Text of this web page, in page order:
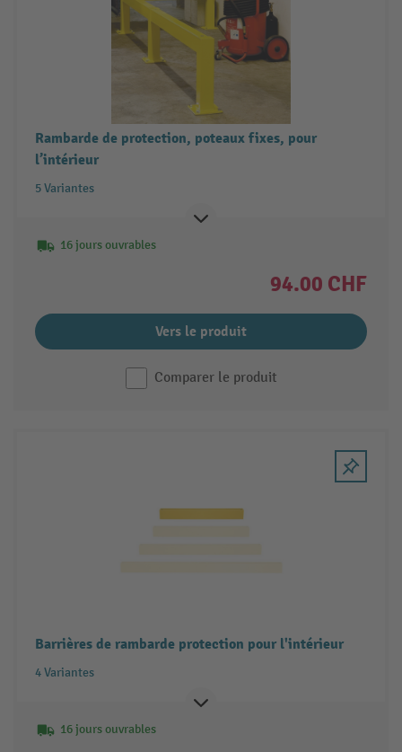
Rambarde de protection, poteaux fixes, pour
l’intérieur
5 Variantes
16 jours ouvrables
94.00 CHF
Vers le produit
Comparer le produit
Barrières de rambarde protection pour l'intérieur
4 Variantes
16 jours ouvrables